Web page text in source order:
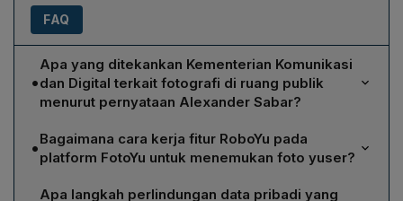
FAQ
•
Apa yang ditekankan Kementerian Komunikasi
dan Digital terkait fotografi di ruang publik
menurut pernyataan Alexander Sabar?
Alexander Sabar menegaskan bahwa setiap
pemotretan dan publikasi foto di ruang publik harus
mematuhi Undang‑Undang Pelindungan Data Pribadi
(UU PDP). Foto yang menampilkan wajah atau ciri khas
•Bagaimana cara kerja fitur RoboYu pada
platform FotoYu untuk menemukan foto yuser?
RoboYu menggunakan kombinasi face recognition dan
Apa langkah perlindungan data pribadi yang